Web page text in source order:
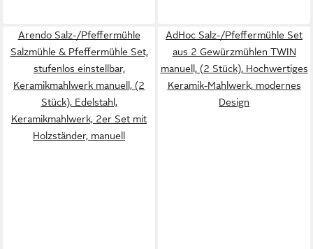
Arendo Salz-/Pfeffermühle
Salzmühle & Pfeffermühle Set,
stufenlos einstellbar,
Keramikmahlwerk manuell, (2
Stück), Edelstahl,
Keramikmahlwerk, 2er Set mit
Holzständer, manuell
AdHoc Salz-/Pfeffermühle Set
aus 2 Gewürzmühlen TWIN
manuell, (2 Stück), Hochwertiges
Keramik-Mahlwerk, modernes
Design